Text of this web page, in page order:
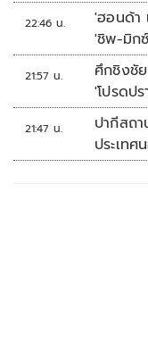
22:46 น.
'ฮอนด้า
'ชิพ-มิก
ที่มัลดา
21:57 น.
ศึกชิงชั
'โปรดป
21:47 น.
ปากีสถ
ประเท